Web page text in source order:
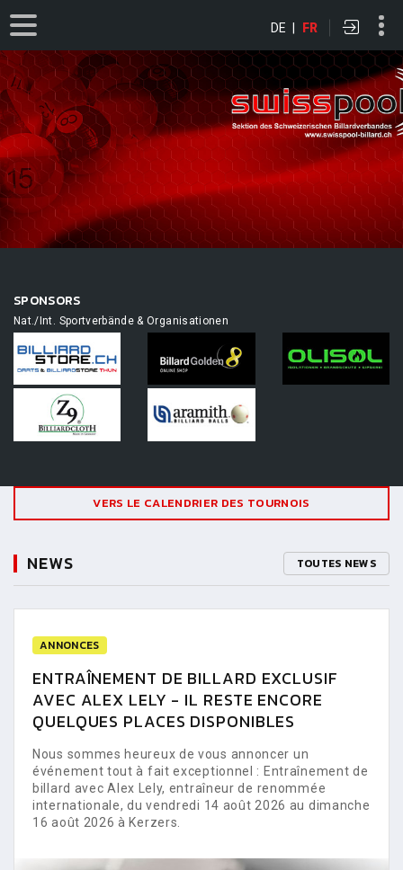
DE | FR
SPONSORS
Nat./Int. Sportverbände & Organisationen
VERS LE CALENDRIER DES TOURNOIS
NEWS TOUTES NEWS
ANNONCES
ENTRAÎNEMENT DE BILLARD EXCLUSIF
AVEC ALEX LELY - IL RESTE ENCORE
QUELQUES PLACES DISPONIBLES
Nous sommes heureux de vous annoncer un
événement tout à fait exceptionnel : Entraînement de
billard avec Alex Lely, entraîneur de renommée
internationale, du vendredi 14 août 2026 au dimanche
16 août 2026 à Kerzers.